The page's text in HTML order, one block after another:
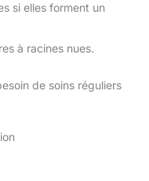
si elles forment un
à racines nues.
de soins réguliers